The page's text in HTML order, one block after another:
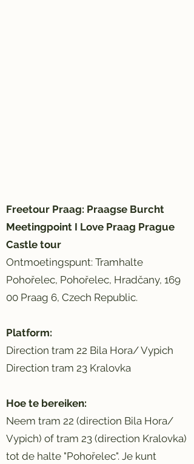
Freetour Praag: Praagse Burcht
Meetingpoint I Love Praag Prague
Castle tour
Ontmoetingspunt: Tramhalte
Pohořelec, Pohořelec, Hradčany, 169
00 Praag 6, Czech Republic.
Platform:
Direction tram 22 Bila Hora/ Vypich
Direction tram 23 Kralovka
Hoe te bereiken:
Neem tram 22 (direction Bila Hora/
Vypich) of tram 23 (direction Kralovka)
tot de halte "Pohořelec". Je kunt